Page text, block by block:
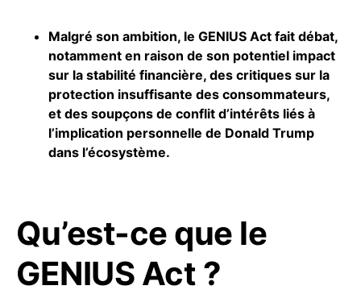
Malgré son ambition, le GENIUS Act fait débat,
notamment en raison de son potentiel impact
sur la stabilité financière, des critiques sur la
protection insuffisante des consommateurs,
et des soupçons de conflit d’intérêts liés à
l’implication personnelle de Donald Trump
dans l’écosystème.
Qu’est-ce que le
GENIUS Act ?